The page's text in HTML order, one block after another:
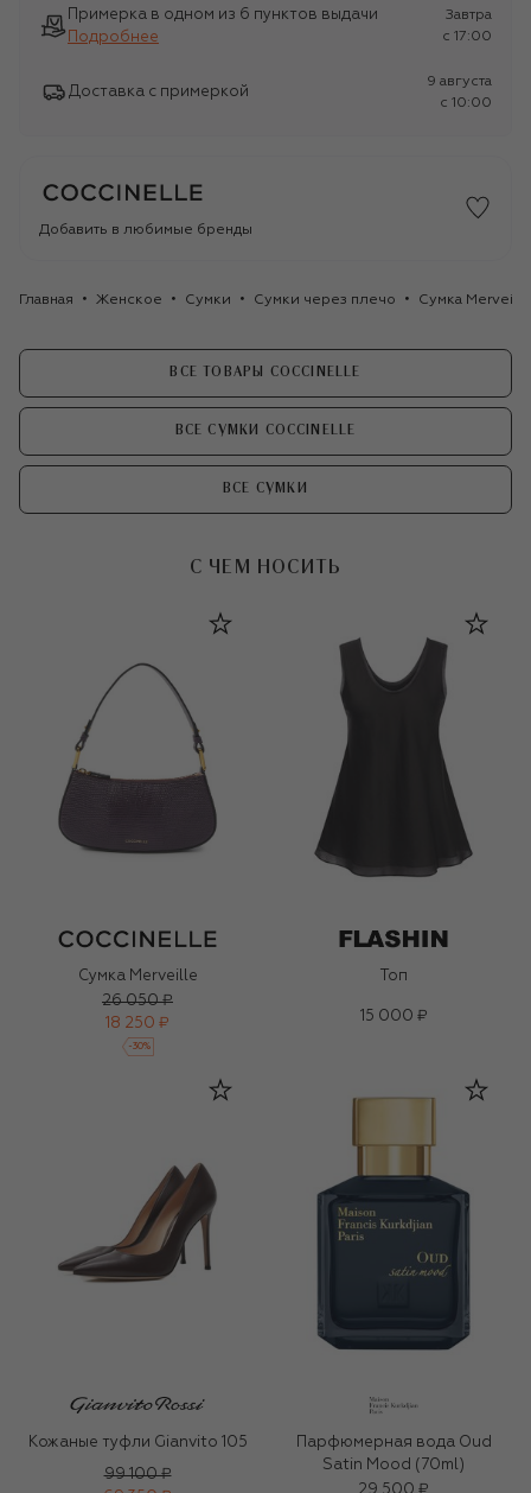
Примерка в одном из 6 пунктов выдачи
Подробнее
Завтра
c 17:00
Доставка с примеркой
9 августа
c 10:00
Добавить в любимые бренды
Главная Женское Сумки Сумки через плечо Сумка
ВСЕ ТОВАРЫ COCCINELLE
ВСЕ СУМКИ COCCINELLE
ВСЕ СУМКИ
С ЧЕМ НОСИТЬ
Сумка Merveille
26 050 ₽
18 250 ₽
-30%
Топ
15 000 ₽
Кожаные туфли Gianvito 105
99 100 ₽
Парфюмерная вода Oud
Satin Mood (70ml)
29 500 ₽